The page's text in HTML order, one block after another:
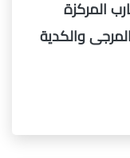
المركزة
والكدية